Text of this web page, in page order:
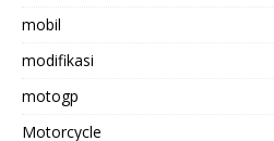
mobil
modifikasi
motogp
Motorcycle